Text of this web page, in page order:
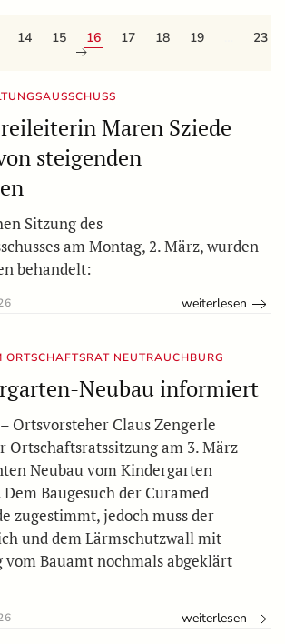
14 15 16 17 18 19 23
Maren Sziede
steigenden
Sitzung des
am Montag, 2. März, wurden
behandelt:
weiterlesen
ORTSCHAFTSRAT NEUTRAUCHBURG
Neubau informiert
Ortsvorsteher Claus Zengerle
Ortschaftsratssitzung am 3. März
Neubau vom Kindergarten
Baugesuch der Curamed
zugestimmt, jedoch muss der
und dem Lärmschutzwall mit
vom Bauamt nochmals abgeklärt
weiterlesen